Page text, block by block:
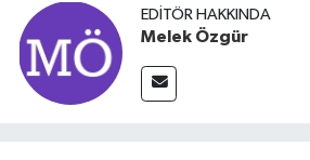
EDITÖR HAKKINDA
Melek Özgür